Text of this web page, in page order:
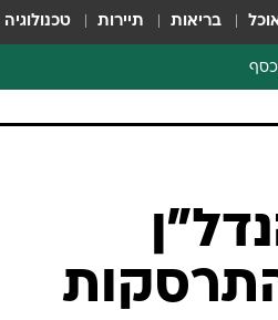
בריאות תיירות טכנולוגיה
ביזנס